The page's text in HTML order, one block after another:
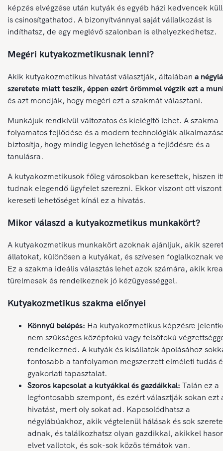
képzés elvégzése után kutyák és egyéb házi kedvencek
is csinosítgathatod. A bizonyítvánnyal saját vállalkozást is
indíthatsz, de egy meglévő szalonban is elhelyezkedhetsz.
Megéri kutyakozmetikusnak lenni?
Akik kutyakozmetikus hivatást választják, általában a
szeretete miatt teszik, éppen ezért örömmel végzik ezt a
és azt mondják, hogy megéri ezt a szakmát választani.
Munkájuk rendkívül változatos és kielégítő lehet. A szakma
folyamatos fejlődése és a modern technológiák
biztosítja, hogy mindig legyen lehetőség a fejlődésre és a
tanulásra.
A kutyakozmetikusok főleg városokban keresettek, hiszen
tudnak elegendő ügyfelet szerezni. Ekkor viszont ott
kereseti lehetőséget kínál ez a hivatás.
Mikor válaszd a kutyakozmetikus munkakört?
A kutyakozmetikus munkakört azoknak ajánljuk, akik
állatokat, különösen a kutyákat, és szívesen foglalkoznak
Ez a szakma ideális választás lehet azok számára, akik
türelmesek és rendelkeznek jó kézügyességgel.
Kutyakozmetikus szakma előnyei
Könnyű belépés: Ha kutyakozmetikus képzésre
nem szükséges középfokú vagy felsőfokú
rendelkezned. A kutyák és kisállatok ápolásához
fontosabb a tanfolyamon megszerzett elméleti tudás
gyakorlati tapasztalat.
Szoros kapcsolat a kutyákkal és gazdáikkal: Talán ez a
legfontosabb szempont, és ezért választják sokan ezt
hivatást, mert oly sokat ad. Kapcsolódhatsz a
négylábúakhoz, akik végtelenül hálásak és sok
adnak, és találkozhatsz olyan gazdikkal, akikkel
elvet vallotok, és sok-sok közös témátok van.